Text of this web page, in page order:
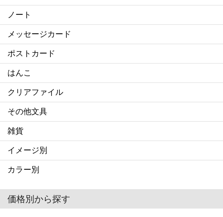
ノート
メッセージカード
ポストカード
はんこ
クリアファイル
その他文具
雑貨
イメージ別
カラー別
価格別から探す